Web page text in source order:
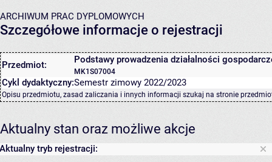
ARCHIWUM PRAC DYPLOMOWYCH
Szczegółowe informacje o rejestracji
Przedmiot: Podstawy prowadzenia działalności
MK1S07004
Cykl dydaktyczny:Semestr zimowy 2022/2023
Opisu przedmiotu, zasad zaliczania i innych informacji szukaj na stronie
Aktualny stan oraz możliwe akcje
Aktualny tryb rejestracji: